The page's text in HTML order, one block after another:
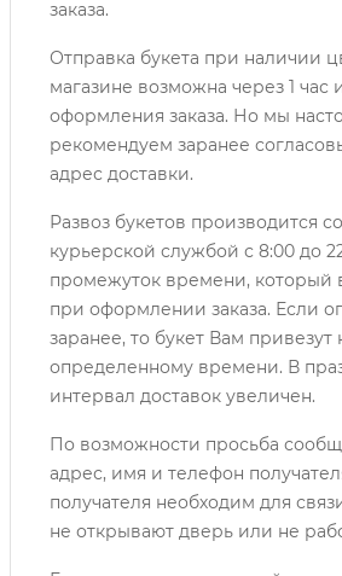
заказа.
Отправка букета при наличии
магазине возможна через 1 час
оформления заказа. Но мы
рекомендуем заранее
адрес доставки.
Развоз букетов производится
курьерской службой с 8:00 до
промежуток времени, который
при оформлении заказа. Если
заранее, то букет Вам привезут
определенному времени. В
интервал доставок увеличен.
По возможности просьба
адрес, имя и телефон
получателя необходим для
не открывают дверь или не